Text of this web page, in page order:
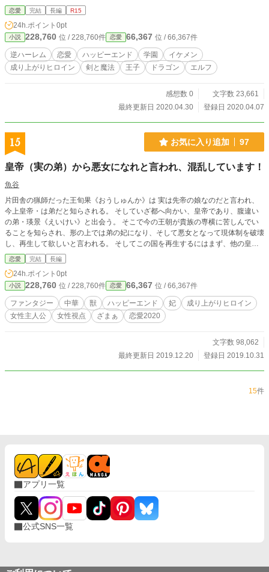
て自分が10人のヒロインから選べる自由さがウリのVR乙女ゲーに出てくる、破
滅エンドしかないと言われている悪役令嬢、ルーチェ・クロイツその人である事
に気付いた。 「絶望しかないけどそういえば一つだけハッピーエンドあったっ
け、なんだいけるじゃん」 彼女は持ち前のポジティブさ、前世の知識、そし
てチート魔術を武器に唯一のハッピーエンドである隠しルート【女王エンド】を
目指す事を決意する。 こうして死亡フラグと破滅フラグを折り続ける為にハ
チャメチャに生きる彼女に惹かれて次々と魅力的な人物が彼女の下に集まってき
の国をビルドするルーチェの愛と平和の成り上がり恋愛譚である！ ・毎日更
政あり ・第三者視点あり 小説家になろうにも投稿しております
恋愛 完結 長編 R15
24h.ポイント 0pt
小説 228,760 位 / 228,760件 恋愛 66,367 位 / 66,367件
逆ハーレム 恋愛 ハッピーエンド 学園
イケメン
成り上がりヒロイン
剣と魔法 王子 ドラゴン エルフ
感想数 0
文字数 23,661
最終更新日 2020.04.30
登録日 2020.04.07
15 お気に入り追加 97
皇帝（実の弟）から悪女になれと言われ、混乱しています！
魚谷
片田舎の猟師だった王旬果《おうしゅんか》は 実は先帝の娘なのだと言われ、
今上皇帝・は弟だと知らされる。 そしていざ都へ向かい、皇帝であり、腹違い
の弟・瑛景《えいけい》と出会う。 そこで今の王朝が貴族の専横に苦しんでい
ることを知らされ、形の上では弟の妃になり、そして悪女となって現体制を破壊
し、再生して欲しいと言われる。 そしてこの国を再生するにはまず、他の皇后
候補をどうにかしないといけない訳で… そんな時に武泰風（ぶたいふう）と名
乗る青年に出会う。 彼は狼の魁夷（かいい）で、どうやら旬果とも面識がある
ようで…？
恋愛 完結 長編
24h.ポイント 0pt
小説 228,760 位 / 228,760件 恋愛 66,367 位 / 66,367件
ファンタジー 中華 獣 ハッピーエンド 妃
成り上がりヒロイン
女性主人公
女性視点 ざまぁ 恋愛2020
文字数 98,062
最終更新日 2019.12.20
登録日 2019.10.31
15件
アプリ一覧
公式SNS一覧